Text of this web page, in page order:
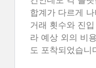
합계가 다르게
거래 횟수와 진
라 예상 외의 비
도 포착되었습니